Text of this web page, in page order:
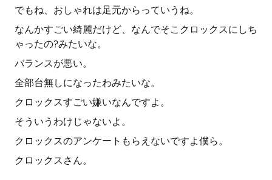
でもね、おしゃれは足元からっていうね。
なんかすごい綺麗だけど、なんでそこクロックスにしち
ゃったの?みたいな。
バランスが悪い。
全部台無しになったわみたいな。
クロックスすごい嫌いなんですよ。
そういうわけじゃないよ。
クロックスのアンケートもらえないですよ僕ら。
クロックスさん。